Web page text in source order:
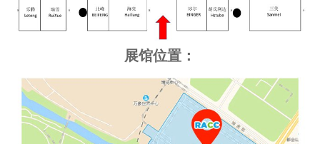
展馆位置：